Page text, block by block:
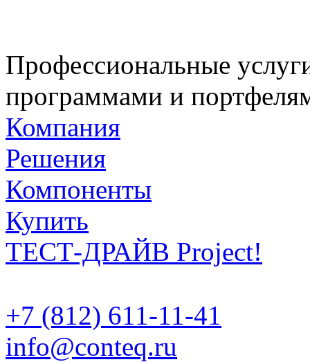
Профессиональные
программами и
Компания
Решения
Компоненты
Купить
ТЕСТ-ДРАЙВ Project!
+7 (812) 611-11-41
info@conteq.ru